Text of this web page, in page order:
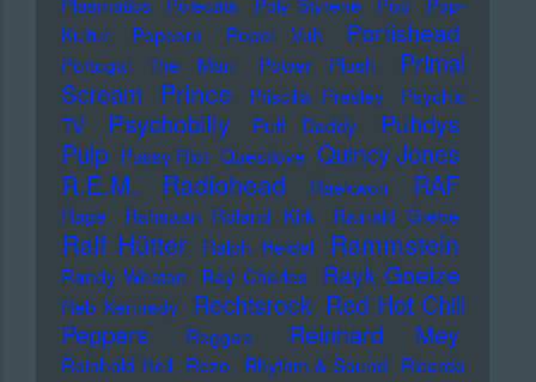
Kultur
Popcorn Popol Vuh Portishead
Portugal The Man Power Plush
Primal
Scream
Prince Priscilla Presley
Psychic
TV
Psychobilly Puff Daddy
Puhdys
Pulp Pussy Riot Questlove Quincy Jones
R.E.M. Radiohead Raekwon RAF
Rage Rahsaan Roland Kirk Rainald Grebe
Ralf Hütter Ralph Heidel Rammstein
Randy Weston Ray Charles Rayk Goetze
Reb Kennedy Rechtsrock Red Hot Chili
Peppers
Reggae Reinhard Mey
Reinhold Heil Rezo Rhythm & Sound Ricardo